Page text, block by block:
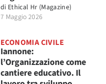
di Ethical Hr (Magazine)
7 Maggio 2026
ECONOMIA CIVILE
Iannone:
l’Organizzazione come
cantiere educativo. Il